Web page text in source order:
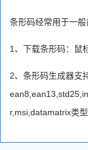
条形码经常用于一般
1、下载条形码：鼠
2、条形码生成器支
r,msi,datamatrix类型